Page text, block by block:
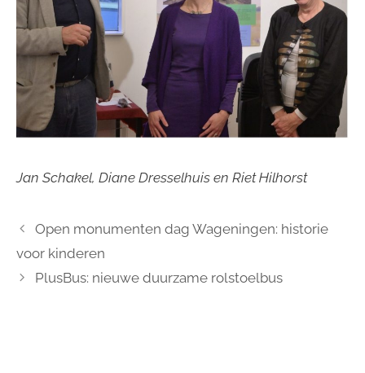
Jan Schakel, Diane Dresselhuis en Riet Hilhorst
Open monumenten dag Wageningen: historie
voor kinderen
PlusBus: nieuwe duurzame rolstoelbus